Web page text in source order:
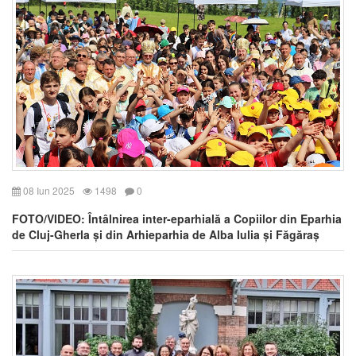
08 Iun 2025 1498 0
FOTO/VIDEO: Întâlnirea inter-eparhială a Copiilor din Eparhia
de Cluj-Gherla și din Arhieparhia de Alba Iulia și Făgăraș